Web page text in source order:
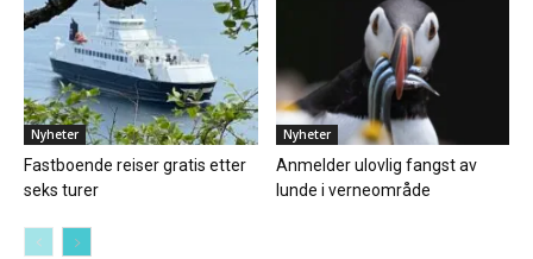
Nyheter
Fastboende reiser gratis etter
seks turer
Nyheter
Anmelder ulovlig fangst av
lunde i verneområde